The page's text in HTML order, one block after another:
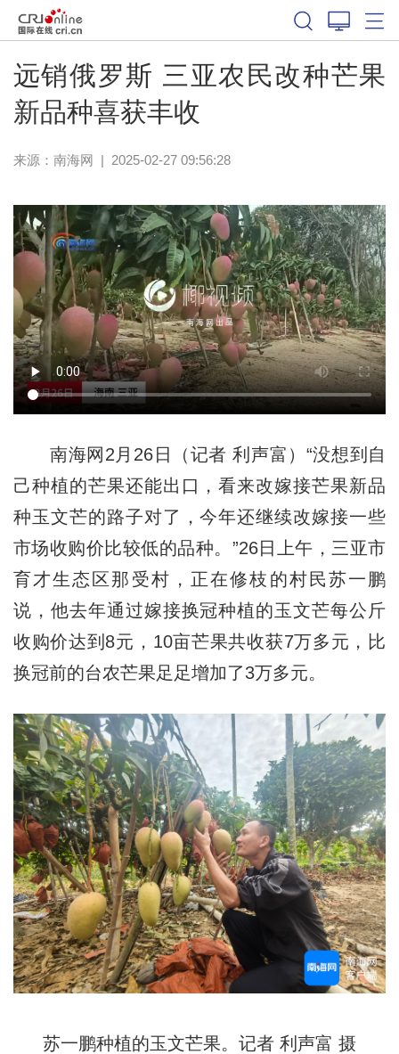
远销俄罗斯 三亚农民改种芒果
新品种喜获丰收
来源： 南海网 | 2025-02-27 09:56:28
南海网2月26日（记者 利声富）“没想到自
己种植的芒果还能出口，看来改嫁接芒果新品
种玉文芒的路子对了，今年还继续改嫁接一些
市场收购价比较低的品种。”26日上午，三亚市
育才生态区那受村，正在修枝的村民苏一鹏
说，他去年通过嫁接换冠种植的玉文芒每公斤
收购价达到8元，10亩芒果共收获7万多元，比
换冠前的台农芒果足足增加了3万多元。
苏一鹏种植的玉文芒果。记者 利声富 摄